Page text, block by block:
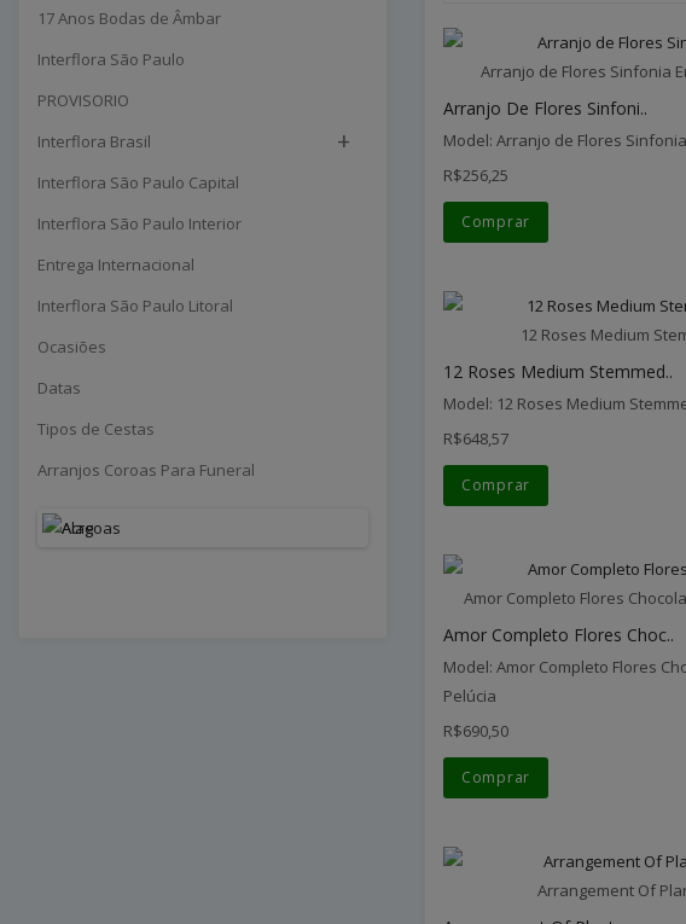
17 Anos Bodas de Âmbar
Interflora São Paulo
PROVISORIO
Interflora Brasil
+
Interflora São Paulo Capital
Interflora São Paulo Interior
Entrega Internacional
Interflora São Paulo Litoral
Ocasiões
Datas
Tipos de Cestas
Arranjos Coroas Para Funeral
Arranjo de Flores Sinfonia
Arranjo De Flores Sinfoni..
Model: Arranjo de Flores
R$256,25
Comprar
12 Roses Medium
12 Roses Medium Stemmed..
Model: 12 Roses Medium
R$648,57
Comprar
Amor Completo Flores
Amor Completo Flores Choc..
Model: Amor Completo Flores
Pelúcia
R$690,50
Comprar
Arrangement Of